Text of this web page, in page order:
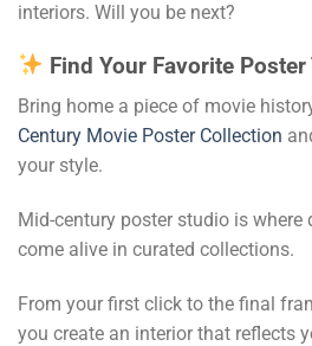
interiors. Will you be next?
Find Your Favorite Poster
Bring home a piece of movie
Century Movie Poster Collection
your style.
Mid-century poster studio is where
come alive in curated collections.
From your first click to the final
you create an interior that reflects